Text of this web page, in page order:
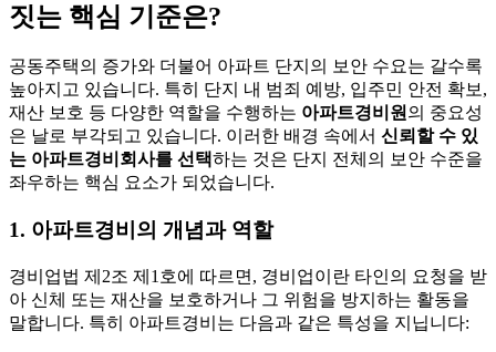
짓는 핵심 기준은?
공동주택의 증가와 더불어 아파트 단지의 보안 수요는 갈수록
높아지고 있습니다. 특히 단지 내 범죄 예방, 입주민 안전 확보,
재산 보호 등 다양한 역할을 수행하는 아파트경비원의 중요성
은 날로 부각되고 있습니다. 이러한 배경 속에서 신뢰할 수 있
는 아파트경비회사를 선택하는 것은 단지 전체의 보안 수준을
좌우하는 핵심 요소가 되었습니다.
1. 아파트경비의 개념과 역할
경비업법 제2조 제1호에 따르면, 경비업이란 타인의 요청을 받
아 신체 또는 재산을 보호하거나 그 위험을 방지하는 활동을
말합니다. 특히 아파트경비는 다음과 같은 특성을 지닙니다: